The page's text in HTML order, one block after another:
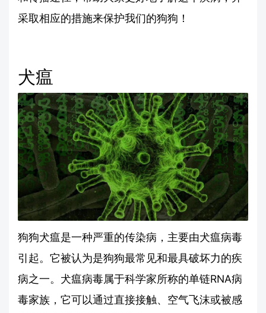
采取相应的措施来保护我们的狗狗！
犬瘟
狗狗犬瘟是一种严重的传染病，主要由犬瘟病毒
引起。它被认为是狗狗最常见和最具破坏力的疾
病之一。犬瘟病毒属于科学家所称的单链RNA病
毒家族，它可以通过直接接触、空气飞沫或被感